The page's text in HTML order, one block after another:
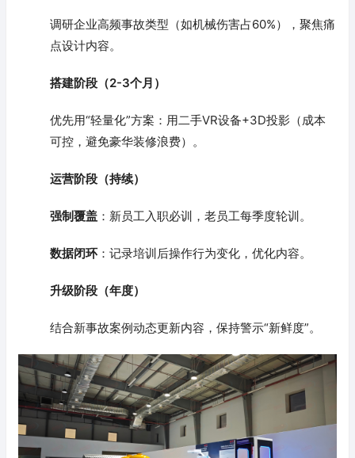
调研企业高频事故类型（如机械伤害占60%），聚焦痛
点设计内容。
搭建阶段（2-3个月）
优先用“轻量化”方案：用二手VR设备+3D投影（成本
可控，避免豪华装修浪费）。
运营阶段（持续）
强制覆盖 ：新员工入职必训，老员工每季度轮训。
数据闭环：记录培训后操作行为变化，优化内容。
升级阶段（年度）
结合新事故案例动态更新内容，保持警示“新鲜度”。